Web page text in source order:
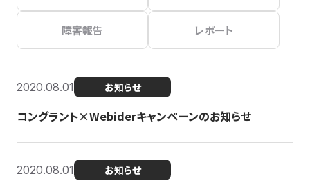
障害報告 レポート
2020.08.01 お知らせ
コングラント×Webiderキャンペーンのお知らせ
2020.08.01 お知らせ